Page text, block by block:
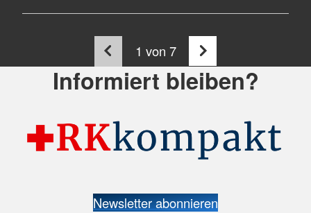
1 von 7
Informiert bleiben?
Newsletter abonnieren